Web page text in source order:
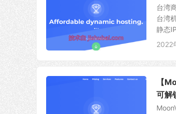
台湾
台湾
静态
2022
【
可解